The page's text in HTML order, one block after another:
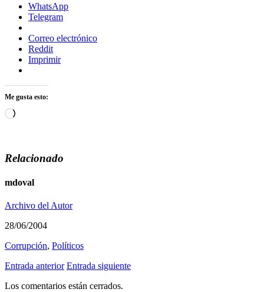
WhatsApp
Telegram
Correo electrónico
Reddit
Imprimir
Me gusta esto:
Cargando...
Relacionado
mdoval
Archivo del Autor
28/06/2004
Corrupción, Polí­ticos
Entrada anterior Entrada siguiente
Los comentarios están cerrados.